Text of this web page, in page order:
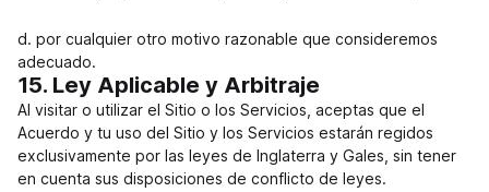
d. por cualquier otro motivo razonable que consideremos
adecuado.
15. Ley Aplicable y Arbitraje
Al visitar o utilizar el Sitio o los Servicios, aceptas que el
Acuerdo y tu uso del Sitio y los Servicios estarán regidos
exclusivamente por las leyes de Inglaterra y Gales, sin tener
en cuenta sus disposiciones de conflicto de leyes.